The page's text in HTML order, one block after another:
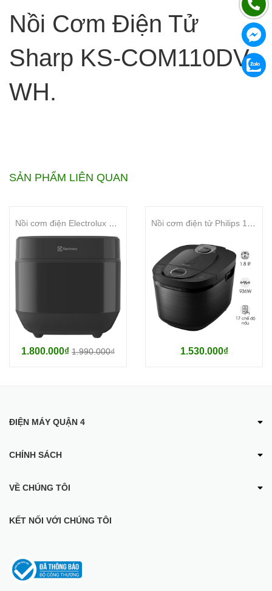
Nồi Cơm Điện Tử
Sharp KS-COM110DV-
WH.
SẢN PHẨM LIÊN QUAN
1.800.000₫ 1.990.000₫ 1.530.000₫
ĐIỆN MÁY QUẬN 4
CHÍNH SÁCH
VỀ CHÚNG TÔI
KẾT NỐI VỚI CHÚNG TÔI